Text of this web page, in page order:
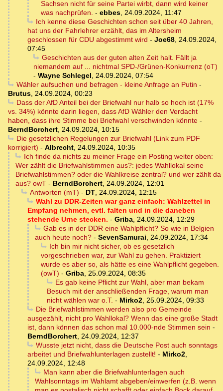
Sachsen nicht für seine Partei wirbt, dann wird keiner
was nachprüfen. - ebbes, 24.09.2024, 11:47
Ich kenne diese Geschichten schon seit über 40 Jahren,
hat uns der Fahrlehrer erzählt, das im Altersheim
geschlossen für CDU abgestimmt wird - Joe68, 24.09.2024,
07:45
Geschichten aus der guten alten Zeit halt. Fällt ja
niemandem auf ... nichtmal SPD-/Grünen-Konkurrenz (oT)
- Wayne Schlegel, 24.09.2024, 07:54
Wähler aufsuchen und befragen - kleine Anfrage an Putin -
Brutus, 24.09.2024, 00:23
Dass der AfD Anteil bei der Briefwahl nur halb so hoch ist (17%
vs. 34%) könnte darin liegen, dass AfD Wähler den Verdacht
haben, dass ihre Stimme bei Briefwahl verschwinden könnte -
BerndBorchert, 24.09.2024, 10:15
Die gesetzlichen Regelungen zur Briefwahl (Link zum PDF
korrigiert) - Albrecht, 24.09.2024, 10:35
Ich finde da nichts zu meiner Frage ein Posting weiter oben:
Wer zählt die Briefwahlstimmen aus?: jedes Wahllokal seine
Briefwahlstimmen? oder die Wahlkreise zentral? und wer zählt da
aus? owT - BerndBorchert, 24.09.2024, 12:01
Antworten (mT) - DT, 24.09.2024, 12:15
Wahl zu DDR-Zeiten war ganz einfach: Wahlzettel in
Empfang nehmen, evtl. falten und in die daneben
stehende Urne stecken. - Griba, 24.09.2024, 12:29
Gab es in der DDR eine Wahlpflicht? So wie in Belgien
auch heute noch? - SevenSamurai, 24.09.2024, 17:34
Ich bin mir nicht sicher, ob es gesetzlich
vorgeschrieben war, zur Wahl zu gehen. Praktiziert
wurde es aber so, als hätte es eine Wahlpflicht gegeben.
(owT) - Griba, 25.09.2024, 08:35
Es gab keine Pflicht zur Wahl, aber man bekam
Besuch mit der anschließenden Frage, warum man
nicht wählen war o.T. - Mirko2, 25.09.2024, 09:33
Die Briefwahlstimmen werden also pro Gemeinde
ausgezählt, nicht pro Wahllokal? Wenn das eine große Stadt
ist, dann können das schon mal 10.000-nde Stimmen sein -
BerndBorchert, 24.09.2024, 12:37
Wusste jetzt nicht, dass die Deutsche Post auch sonntags
arbeitet und Briefwahlunterlagen zustellt! - Mirko2,
24.09.2024, 12:48
Man kann aber die Briefwahlunterlagen auch
Wahlsonntags im Wahlamt abgeben/einwerfen (z.B. wenn